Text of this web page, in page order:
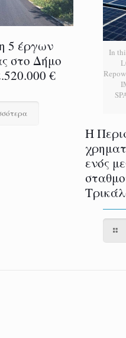
5 έργων
στο Δήμο
€
In
H
ενός